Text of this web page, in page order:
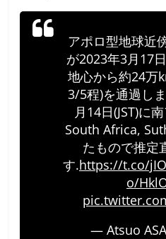
アポロ型地球近
が2023年3月17
地心から約24万
3/5程)を通過し
月14日(JST)に
South Africa,
たもので推定
す.https://t.co/
o/
— Atsuo